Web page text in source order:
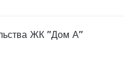
ЖК "Дом А"